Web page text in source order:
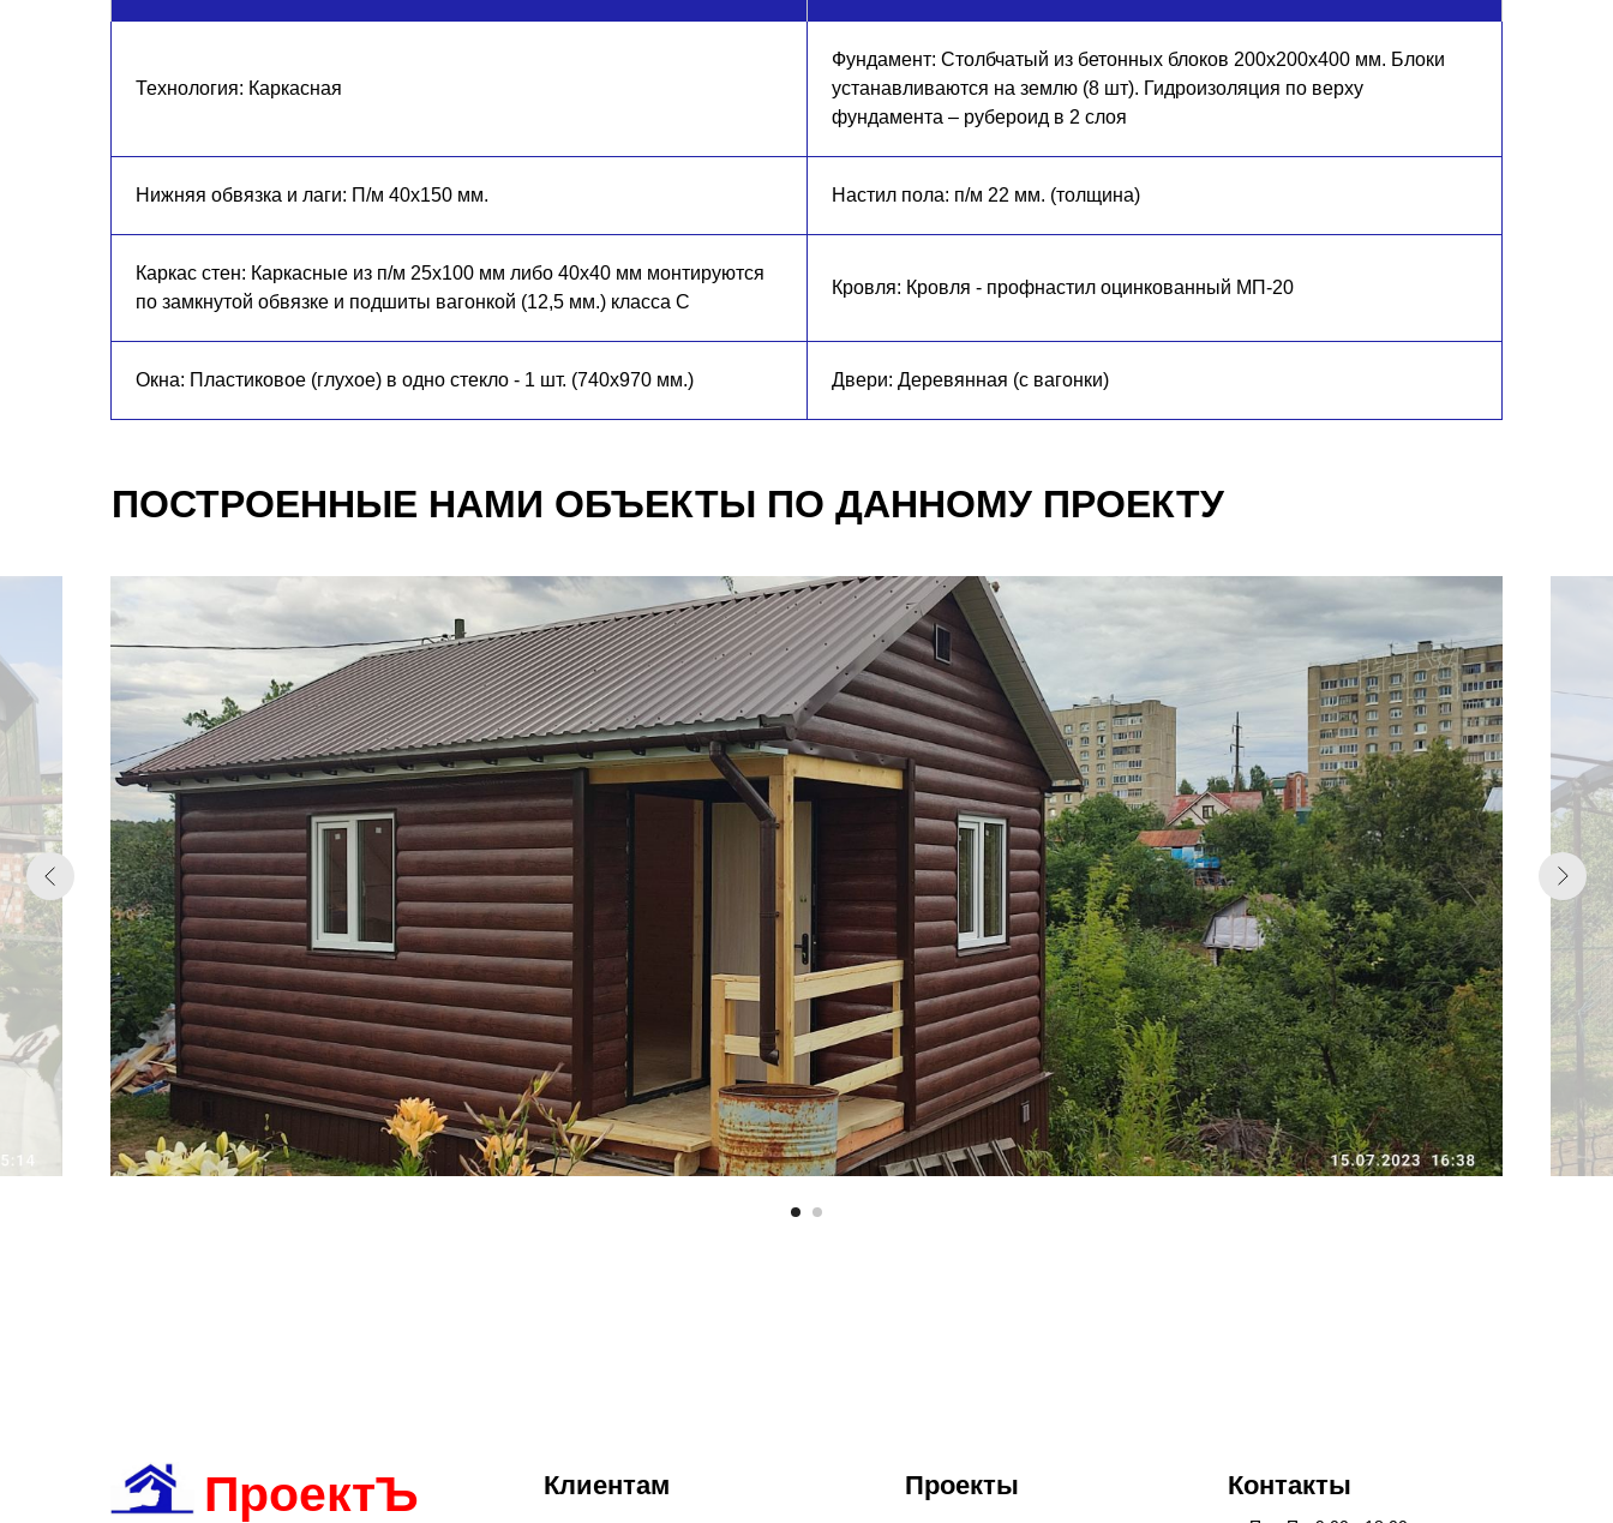
Технология: Каркасн ая
Фундамент: Столбчатый из бетонных блоков 200х200х400 мм. Блоки
устанавливаются на землю (8 шт). Гидроизоляция по верху
фундамента – рубероид в 2 слоя
Нижняя обвязка и лаги: П/м 40х150 мм. Настил пола: п/м 22 мм. (толщина)
Каркас стен: Каркасные из п/м 25х100 мм либо 40х40 мм монтируются
по замкнутой обвязке и подшиты вагонкой (12,5 мм.) класса С
Кровля: Кровля - профнастил оцинкованный МП-20
Окна: Пластиковое (глухое) в одно стекло - 1 шт. (740х970 мм.) Двери: Деревянная (с вагонки)
ПОСТРОЕННЫЕ НАМИ ОБЪЕКТЫ ПО ДАННОМУ ПРОЕКТУ
Клиентам Проекты Контакты
ПроектЪ